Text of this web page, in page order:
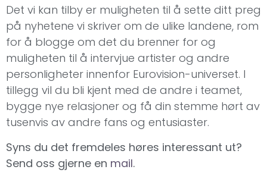
Det vi kan tilby er muligheten til å sette ditt preg
på nyhetene vi skriver om de ulike landene, rom
for å blogge om det du brenner for og
muligheten til å intervjue artister og andre
personligheter innenfor Eurovision-universet. I
tillegg vil du bli kjent med de andre i teamet,
bygge nye relasjoner og få din stemme hørt av
tusenvis av andre fans og entusiaster.
Syns du det fremdeles høres interessant ut?
Send oss gjerne en mail.